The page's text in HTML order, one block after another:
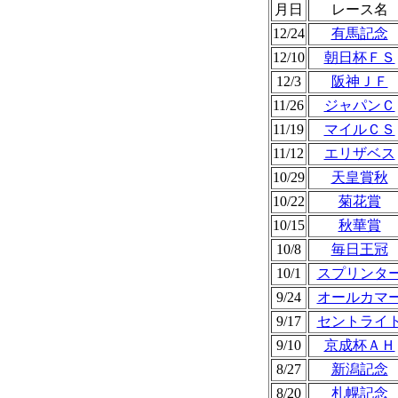
月日
レース名
12/24
有馬記念
12/10
朝日杯ＦＳ
12/3
阪神ＪＦ
11/26
ジャパンＣ
11/19
マイルＣＳ
11/12
エリザベス
10/29
天皇賞秋
10/22
菊花賞
10/15
秋華賞
10/8
毎日王冠
10/1
スプリンタ
9/24
オールカマ
9/17
セントライ
9/10
京成杯ＡＨ
8/27
新潟記念
8/20
札幌記念